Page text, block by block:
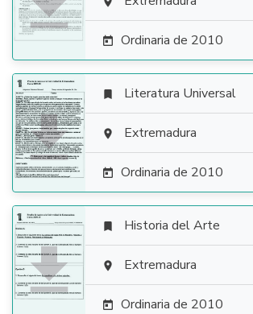
 Ordinaria de 2010

 Literatura Universal
 Extremadura
 Ordinaria de 2010

 Historia del Arte
 Extremadura
 Ordinaria de 2010